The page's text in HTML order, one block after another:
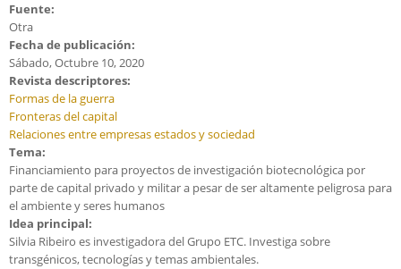
Fuente:
Otra
Fecha de publicación:
Sábado, Octubre 10, 2020
Revista descriptores:
Formas de la guerra
Fronteras del capital
Relaciones entre empresas estados y sociedad
Tema:
Financiamiento para proyectos de investigación biotecnológica por
parte de capital privado y militar a pesar de ser altamente peligrosa para
el ambiente y seres humanos
Idea principal:
Silvia Ribeiro es investigadora del Grupo ETC. Investiga sobre
transgénicos, tecnologías y temas ambientales.